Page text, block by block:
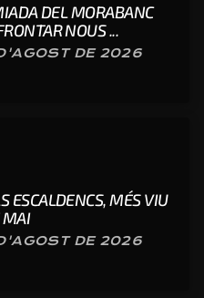
DEL MORABANC
NOUS ...
DE 2026
ESCALDENCS, MÉS VIU
MAI
DE 2026